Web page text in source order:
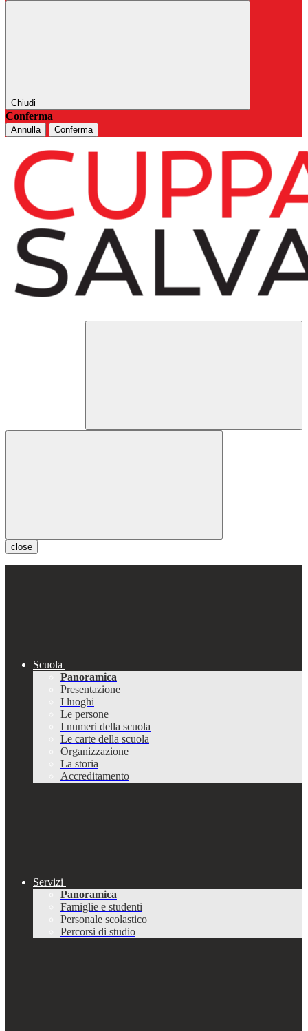
Chiudi
Conferma
Annulla Conferma
close
Scuola
Panoramica
Presentazione
I luoghi
Le persone
I numeri della scuola
Le carte della scuola
Organizzazione
La storia
Accreditamento
Servizi
Panoramica
Famiglie e studenti
Personale scolastico
Percorsi di studio